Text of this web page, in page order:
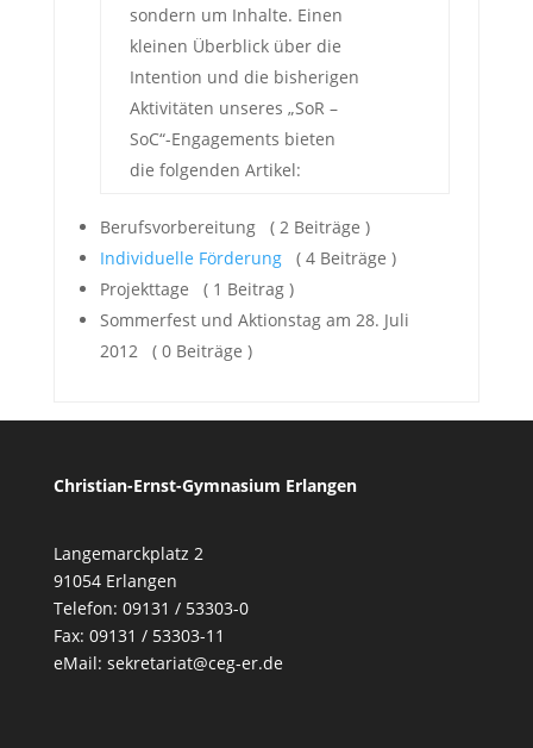
sondern um Inhalte. Einen
kleinen Überblick über die
Intention und die bisherigen
Aktivitäten unseres „SoR –
SoC“-Engagements bieten
die folgenden Artikel:
Berufsvorbereitung ( 2 Beiträge )
Individuelle Förderung
( 4 Beiträge )
Projekttage ( 1 Beitrag )
Sommerfest und Aktionstag am 28. Juli
2012 ( 0 Beiträge )
Christian-Ernst-Gymnasium Erlangen
Langemarckplatz 2
91054 Erlangen
Telefon: 09131 / 53303-0
Fax: 09131 / 53303-11
eMail: sekretariat@ceg-er.de